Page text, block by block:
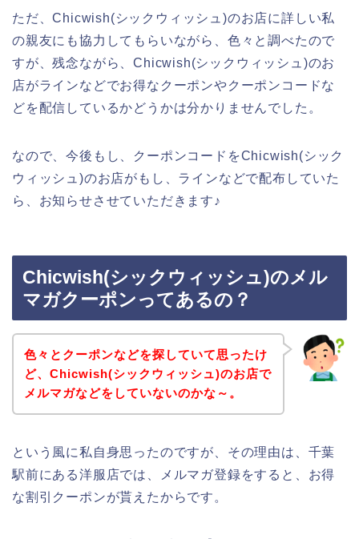
ただ、Chicwish(シックウィッシュ)のお店に詳しい私
の親友にも協力してもらいながら、色々と調べたので
すが、残念ながら、Chicwish(シックウィッシュ)のお
店がラインなどでお得なクーポンやクーポンコードな
どを配信しているかどうかは分かりませんでした。
なので、今後もし、クーポンコードをChicwish(シック
ウィッシュ)のお店がもし、ラインなどで配布していた
ら、お知らせさせていただきます♪
Chicwish(シックウィッシュ)のメル
マガクーポンってあるの？
色々とクーポンなどを探していて思ったけ
ど、Chicwish(シックウィッシュ)のお店で
メルマガなどをしていないのかな～。
という風に私自身思ったのですが、その理由は、千葉
駅前にある洋服店では、メルマガ登録をすると、お得
な割引クーポンが貰えたからです。